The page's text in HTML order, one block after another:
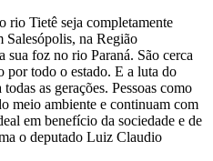
rio Tietê seja completamente
Salesópolis, na Região
sua foz no rio Paraná. São cerca
por todo o estado. E a luta do
as gerações. Pessoas como
meio ambiente e continuam com
em benefício da sociedade e de
o deputado Luiz Claudio